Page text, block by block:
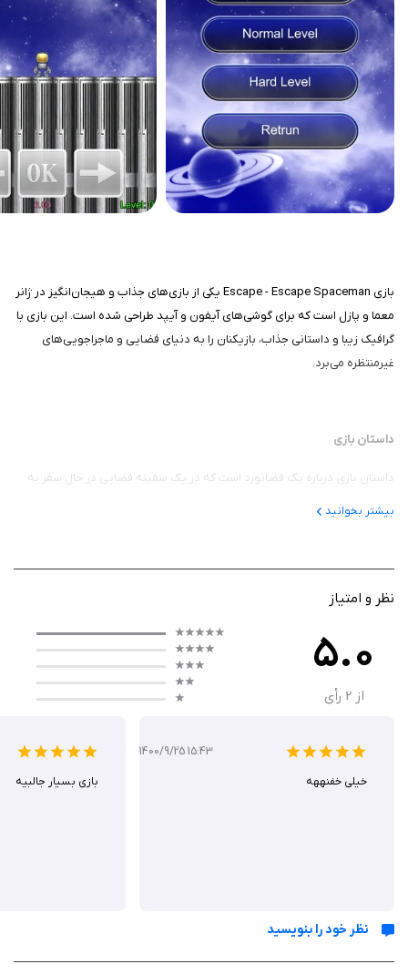
بازی Escape - Escape Spaceman یکی از بازی‌های جذاب و هیجان‌انگیز در ژانر
معما و پازل است که برای گوشی‌های آیفون و آیپد طراحی شده است. این بازی با
گرافیک زیبا و داستانی جذاب، بازیکنان را به دنیای فضایی و ماجراجویی‌های
غیرمنتظره می‌برد.
داستان بازی
داستان بازی درباره یک فضانورد است که در یک سفینه فضایی در حال سفر به
داستان ساده اما جذاب، باعث می‌شود که بازیکنان به راحتی با شخصیت اصلی
ارتباط برقرار کنند و درگیر ماجراجویی‌های او شوند.
صورت مرحله‌ای طراحی شده‌اند و هر مرحله دارای ویژگی‌ها و چالش‌های خاص
خود است. بازیکنان باید با استفاده از هوش و خلاقیت خود، با ابزارها و اشیاء
بیشتر بخوانید
نظر و امتیاز
5.0
از 2 رأی
1400/9/25 15:43
خیلی خفنههه بازی بسیار جالبیه
نظر خود را بنویسید